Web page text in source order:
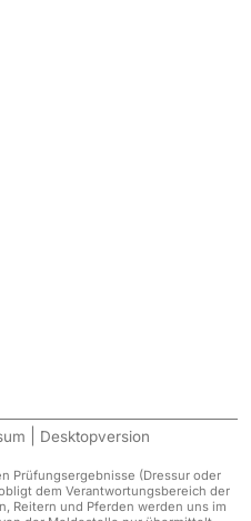
Desktopversion
Prüfungsergebnisse (Dressur oder
dem Verantwortungsbereich der
Reitern und Pferden werden uns im